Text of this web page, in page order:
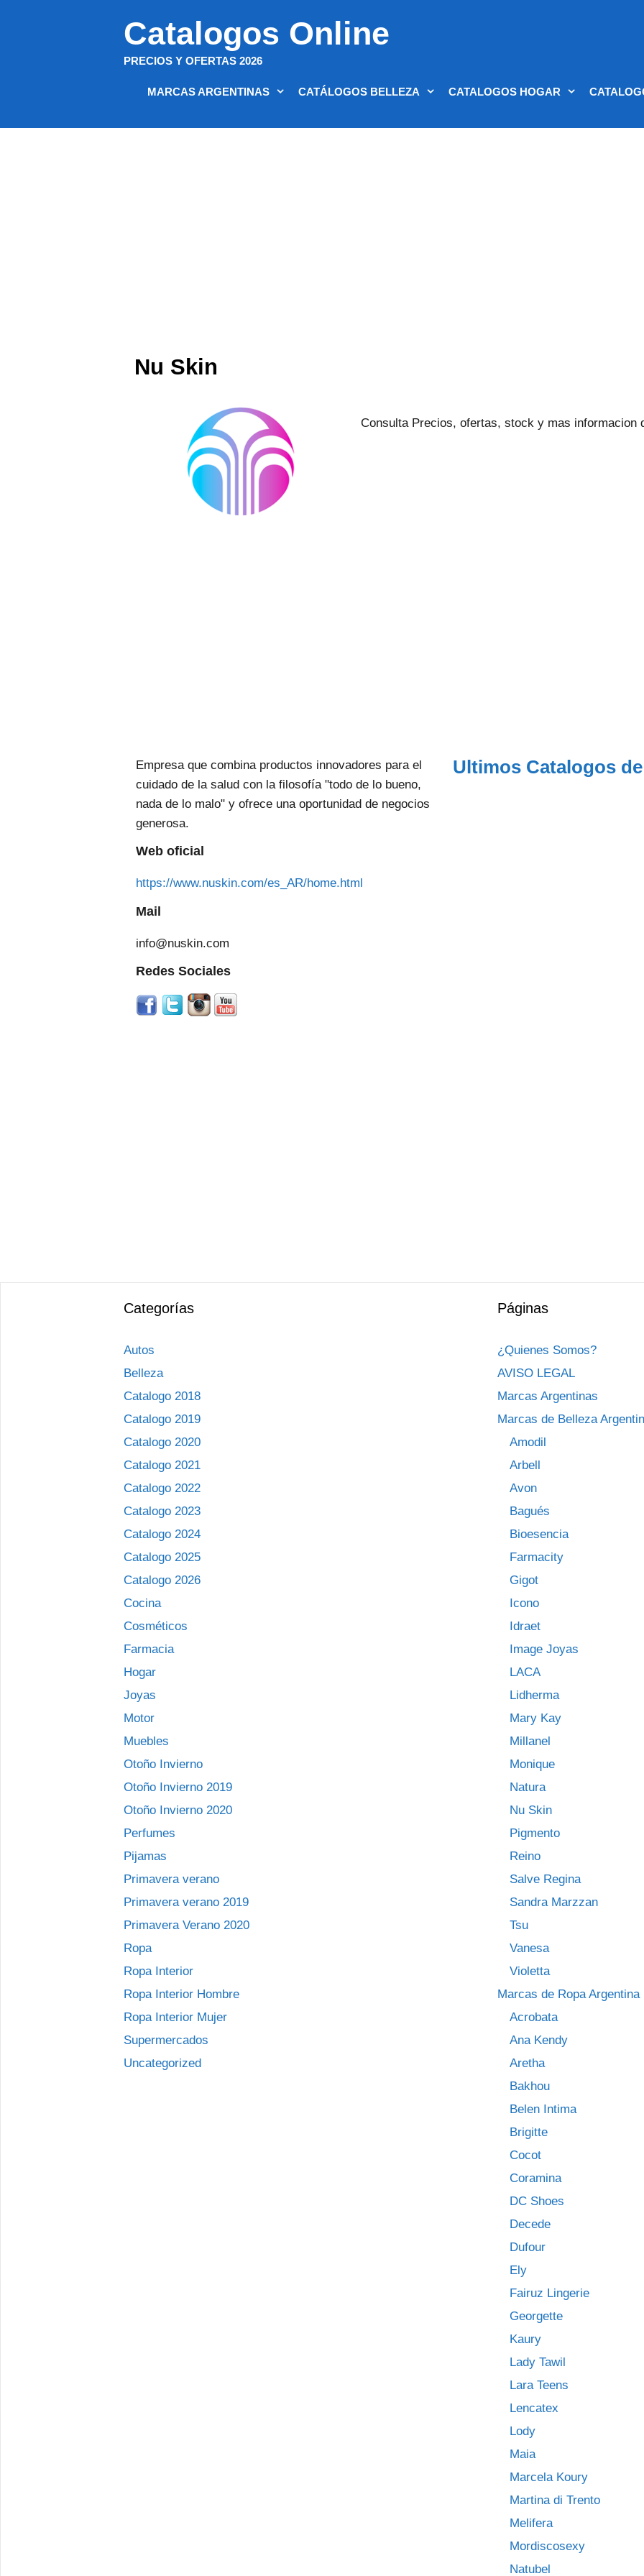
Catalogos Online
PRECIOS Y OFERTAS 2026
MARCAS ARGENTINAS CATÁLOGOS BELLEZA CATALOGOS HOGAR
Nu Skin
Consulta Precios, ofertas, stock y mas informacion
Empresa que combina productos innovadores para el
cuidado de la salud con la filosofía "todo de lo bueno,
nada de lo malo" y ofrece una oportunidad de negocios
generosa.
Web oficial
https://www.nuskin.com/es_AR/home.html
Mail
info@nuskin.com
Redes Sociales
Ultimos Catalogos
Categorías
Autos
Belleza
Catalogo 2018
Catalogo 2019
Catalogo 2020
Catalogo 2021
Catalogo 2022
Catalogo 2023
Catalogo 2024
Catalogo 2025
Catalogo 2026
Cocina
Cosméticos
Farmacia
Hogar
Joyas
Motor
Muebles
Otoño Invierno
Otoño Invierno 2019
Otoño Invierno 2020
Perfumes
Pijamas
Primavera verano
Primavera verano 2019
Primavera Verano 2020
Ropa
Ropa Interior
Ropa Interior Hombre
Ropa Interior Mujer
Supermercados
Uncategorized
Páginas
¿Quienes Somos?
AVISO LEGAL
Marcas Argentinas
Marcas de Belleza
Amodil
Arbell
Avon
Bagués
Bioesencia
Farmacity
Gigot
Icono
Idraet
Image Joyas
LACA
Lidherma
Mary Kay
Millanel
Monique
Natura
Nu Skin
Pigmento
Reino
Salve Regina
Sandra Marzzan
Tsu
Vanesa
Violetta
Marcas de Ropa Argentina
Acrobata
Ana Kendy
Aretha
Bakhou
Belen Intima
Brigitte
Cocot
Coramina
DC Shoes
Decede
Dufour
Ely
Fairuz Lingerie
Georgette
Kaury
Lady Tawil
Lara Teens
Lencatex
Lody
Maia
Marcela Koury
Martina di Trento
Melifera
Mordiscosexy
Natubel